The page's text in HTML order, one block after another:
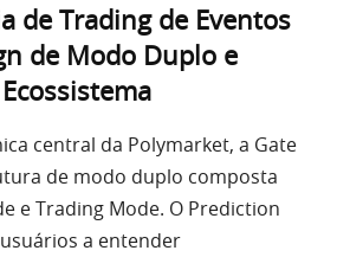
de Trading de Eventos
de Modo Duplo e
central da Polymarket, a Gate
de modo duplo composta
e Trading Mode. O Prediction
a entender